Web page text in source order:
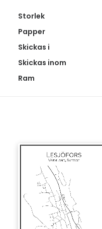
Storlek
Papper
Skickas i
Skickas inom
Ram